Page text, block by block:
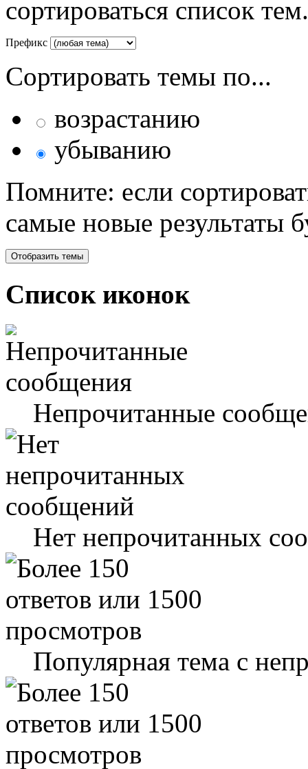
сортироваться список тем.
Префикс
Сортировать темы по...
возрастанию
убыванию
Помните: если
самые новые результаты
Список иконок
Непрочитанные
Нет непрочитанных
Популярная тема с